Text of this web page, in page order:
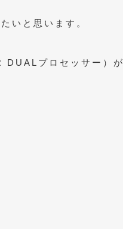
いと思います。
DUALプロセッサー）が